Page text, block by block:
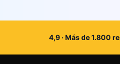
4,9 · Más de 1.800